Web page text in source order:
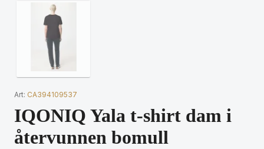
Art: CA394109537
IQONIQ Yala t-shirt dam i
återvunnen bomull